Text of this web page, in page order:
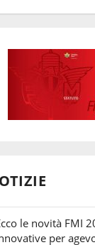
le novità FMI
per